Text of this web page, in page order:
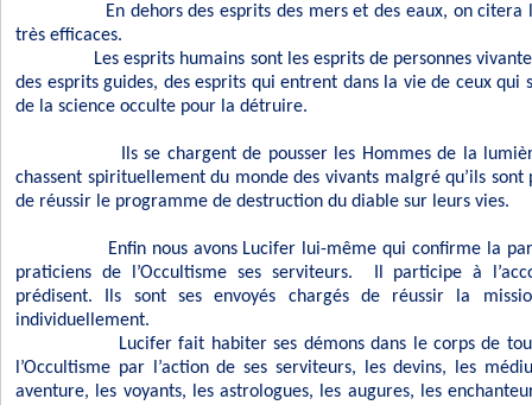
En dehors des esprits des mers et des eaux, on
très efficaces.
Les esprits humains sont les esprits de personnes
des esprits guides, des esprits qui entrent dans la vie de ceux qui
de la science occulte pour la détruire.
Ils se chargent de pousser les Hommes de la
chassent spirituellement du monde des vivants malgré qu’ils
de réussir le programme de destruction du diable sur leurs vies.
Enfin nous avons Lucifer lui-même qui confirme la
praticiens de l’Occultisme ses serviteurs.
Il participe à
prédisent. Ils sont ses envoyés chargés de réussir la
individuellement.
Lucifer fait habiter ses démons dans le corps de
l’Occultisme par l’action de ses serviteurs, les devins, les
aventure, les voyants, les astrologues, les augures, les